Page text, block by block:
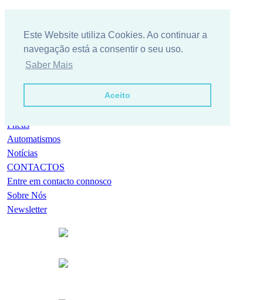
Este Website utiliza Cookies. Ao continuar a
navegação está a consentir o seu uso.
Saber Mais
Aceito
Pneus
Automatismos
Notícias
CONTACTOS
Entre em contacto connosco
Sobre Nós
Newsletter